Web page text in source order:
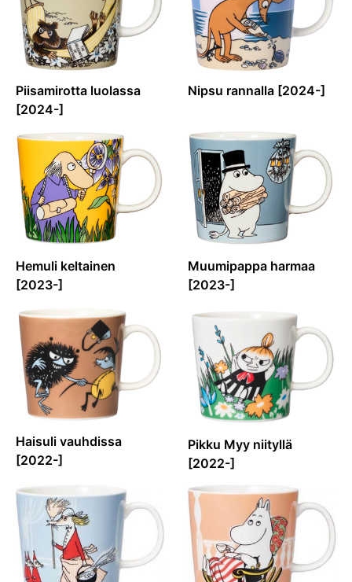
Piisamirotta luolassa
[2024-]
Nipsu rannalla [2024-]
Hemuli keltainen
[2023-]
Muumipappa harmaa
[2023-]
Haisuli vauhdissa
[2022-]
Pikku Myy niityllä
[2022-]